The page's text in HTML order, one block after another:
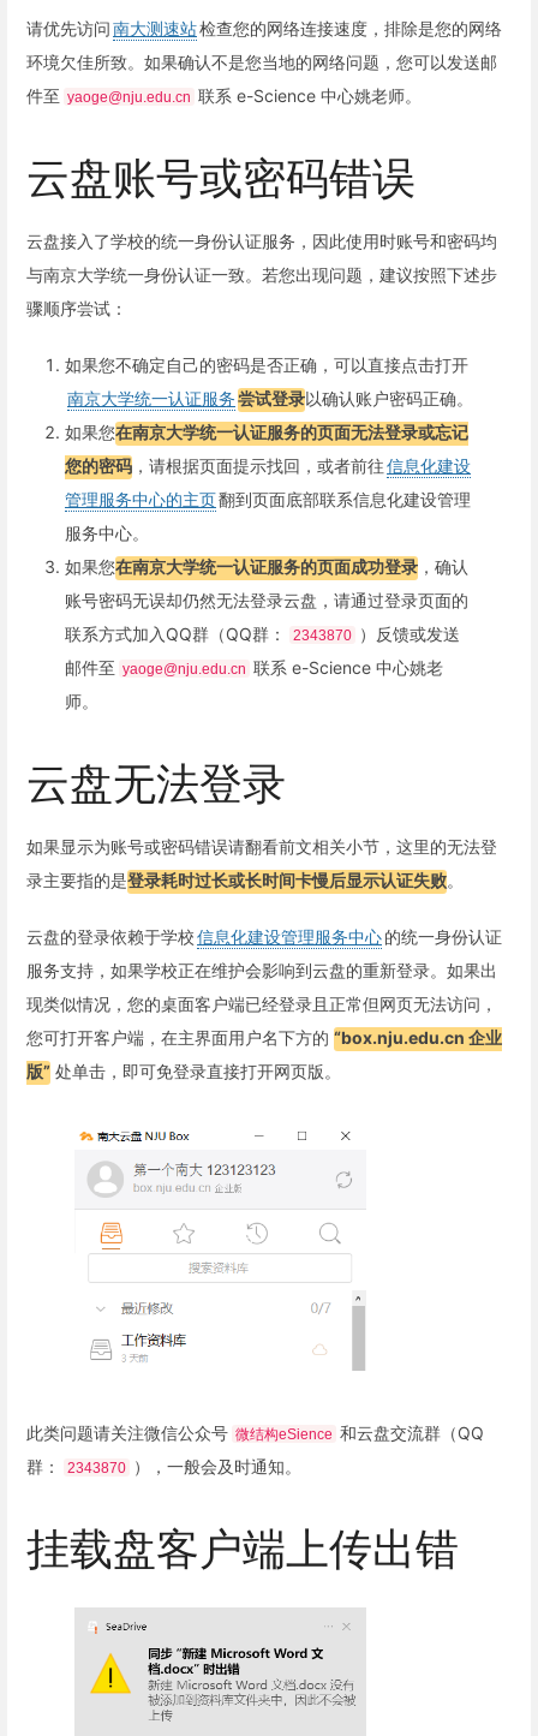
请优先访问南大测速站检查您的网络连接速度，排除是您的网络
环境欠佳所致。如果确认不是您当地的网络问题，您可以发送邮
件至 yaoge@nju.edu.cn 联系 e-Science 中心姚老师。
云盘账号或密码错误
云盘接入了学校的统一身份认证服务，因此使用时账号和密码均
与南京大学统一身份认证一致。若您出现问题，建议按照下述步
骤顺序尝试：
如果您不确定自己的密码是否正确，可以直接点击打开
南京大学统一认证服务尝试登录以确认账户密码正确。
如果您在南京大学统一认证服务的页面无法登录或忘记
您的密码 ，请根据页面提示找回，或者前往信息化建设
管理服务中心的主页翻到页面底部联系信息化建设管理
服务中心。
如果您在南京大学统一认证服务的页面成功登录 ，确认
账号密码无误却仍然无法登录云盘，请通过登录页面的
联系方式加入QQ群（QQ群：
2343870
）反馈或发送
邮件至 yaoge@nju.edu.cn 联系 e-Science 中心姚老
师。
云盘无法登录
如果显示为账号或密码错误请翻看前文相关小节，这里的无法登
录主要指的是登录耗时过长或长时间卡慢后显示认证失败。
云盘的登录依赖于学校信息化建设管理服务中心的统一身份认证
服务支持，如果学校正在维护会影响到云盘的重新登录。如果出
现类似情况，您的桌面客户端已经登录且正常但网页无法访问，
您可打开客户端，在主界面用户名下方的 “box.nju.edu.cn 企业
版” 处单击，即可免登录直接打开网页版。
此类问题请关注微信公众号 微结构eSience 和云盘交流群（QQ
群：
2343870 ），一般会及时通知。
挂载盘客户端上传出错